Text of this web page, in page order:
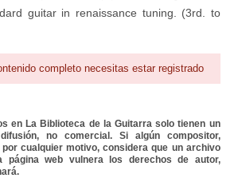
guitar in renaissance tuning. (3rd. to
completo necesitas estar registrado
en La Biblioteca de la Guitarra solo tienen un
no comercial. Si algún compositor,
cualquier motivo, considera que un archivo
página web vulnera los derechos de autor,